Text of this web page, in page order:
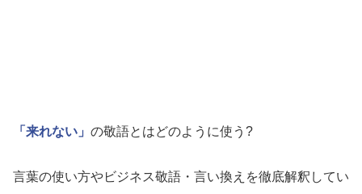
「来れない」 の敬語とはどのように使う?
言葉の使い方やビジネス敬語・言い換えを徹底解釈してい